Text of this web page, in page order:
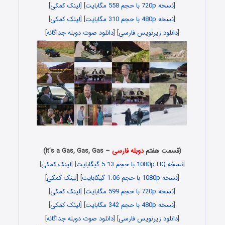
[نسخه 720p با حجم 558 مگابایت ] [لینک کمکی]
[نسخه 480p با حجم 310 مگابایت ] [لینک کمکی]
[دانلود زیرنویس فارسی] [دانلود صوت دوبله جداگانه]
(قسمت هفتمدوبله فارسی – It’s a Gas, Gas, Gas)
[نسخه 1080p HQ با حجم 5.13 گیگابایت ] [لینک کمکی]
[نسخه 1080p با حجم 1.06 گیگابایت ] [لینک کمکی]
[نسخه 720p با حجم 599 مگابایت ] [لینک کمکی]
[نسخه 480p با حجم 342 مگابایت ] [لینک کمکی]
[دانلود زیرنویس فارسی] [دانلود صوت دوبله جداگانه]